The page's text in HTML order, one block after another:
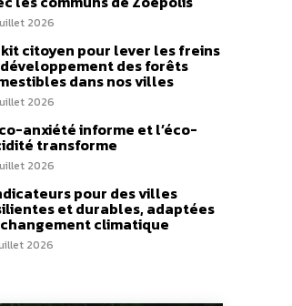
2026
kit citoyen pour lever les freins
des forêts
dans nos villes
2026
anxiété informe et l’éco-
transforme
2026
pour des villes
et durables, adaptées
climatique
2026